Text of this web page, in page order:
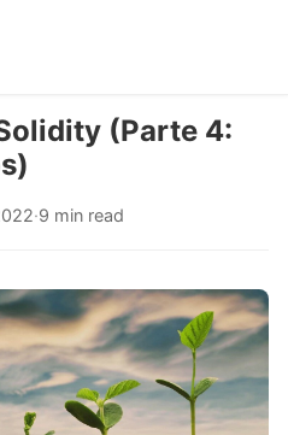
(Parte 4:
·9 min read